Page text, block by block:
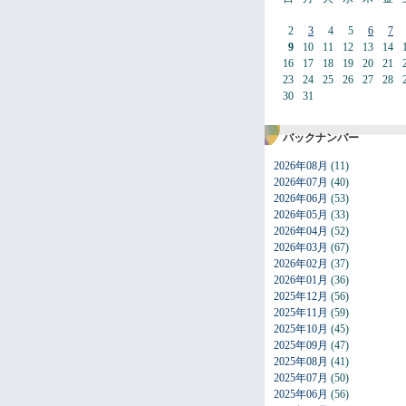
2
9
16
23
30
3
10
17
24
31
4
11
18
25
5
12
19
26
6
13
20
27
7
14
21
28
バックナンバー
2026年08月 (11)
2026年07月 (40)
2026年06月 (53)
2026年05月 (33)
2026年04月 (52)
2026年03月 (67)
2026年02月 (37)
2026年01月 (36)
2025年12月 (56)
2025年11月 (59)
2025年10月 (45)
2025年09月 (47)
2025年08月 (41)
2025年07月 (50)
2025年06月 (56)